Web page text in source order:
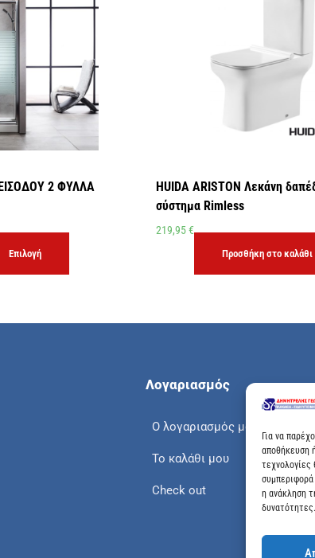
Για να
αποθήκευση
η ανάκληση
δυνατότητες.
2 ΦΥΛΛΑ
Επιλογή
HUIDA ARISTON Λεκάνη
σύστημα Rimless
219,95€
Προσθήκη στο καλάθι
Λογαριασμός
Ο λογαριασμός μου
Το καλάθι μου
Check out